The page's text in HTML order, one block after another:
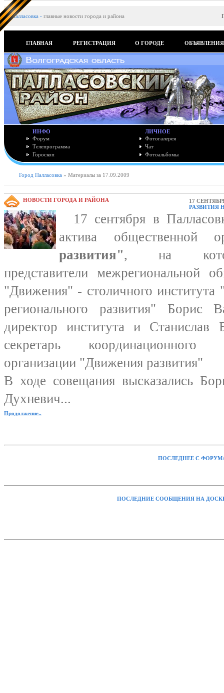
Палласовка - главные новости города и района
ГЛАВНАЯ РЕГИСТРАЦИЯ О ГОРОДЕ ОБЪЯВЛЕНИЯ
ИНФО
Форум
Телепрограмма
Гороскоп
ЛИЧНОЕ
Фотогалерея
Чат
Фотоальбомы
Город Палласовка » Материалы за 17.09.2009
НОВОСТИ ГОРОДА И РАЙОНА
17
РАЗВИТИЯ
17 сентября в
актива общественной
развития", на
представители межрегиональной
"Движения" - столичного
регионального развития" Борис
директор института и Станислав
секретарь координационного
организации "Движения развития"
В ходе совещания высказались
Духневич...
Продолжение..
ПОСЛЕДНЕЕ С
ПОСЛЕДНИЕ СООБЩЕНИЯ НА